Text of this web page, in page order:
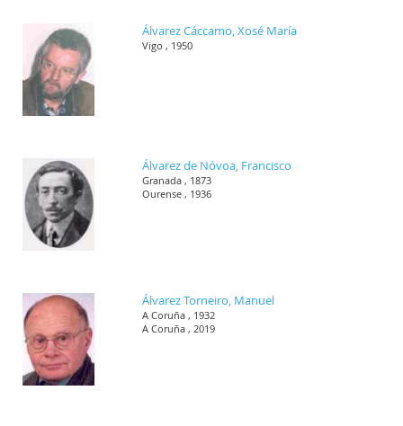
Álvarez Cáccamo, Xosé María
Vigo , 1950
Álvarez de Nóvoa, Francisco
Granada , 1873
Ourense , 1936
Álvarez Torneiro, Manuel
A Coruña , 1932
A Coruña , 2019